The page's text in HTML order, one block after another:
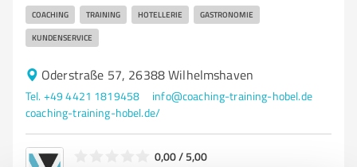
COACHING TRAINING HOTELLERIE GASTRONOMIE
KUNDENSERVICE
Oderstraße 57, 26388 Wilhelmshaven
Tel. +49 4421 1819458
info@coaching-training-hobel.de
coaching-training-hobel.de/
0,00 / 5,00